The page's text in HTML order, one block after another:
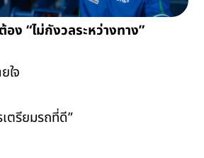
อง “ไม่กังวลระหว่างทาง”
ใจ
ตรียมรถที่ดี”